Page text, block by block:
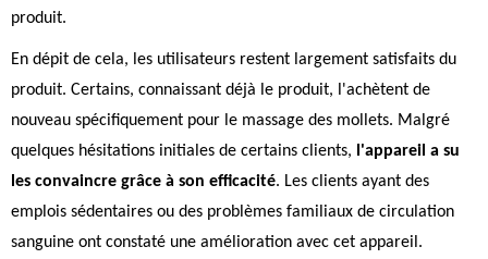
produit.
En dépit de cela, les utilisateurs restent largement satisfaits du
produit. Certains, connaissant déjà le produit, l'achètent de
nouveau spécifiquement pour le massage des mollets. Malgré
quelques hésitations initiales de certains clients,
l'appareil a su
les convaincre grâce à son efficacité. Les clients ayant des
emplois sédentaires ou des problèmes familiaux de circulation
sanguine ont constaté une amélioration avec cet appareil.